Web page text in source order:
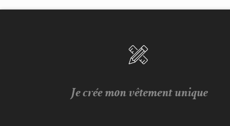
Je crée mon vêtement unique